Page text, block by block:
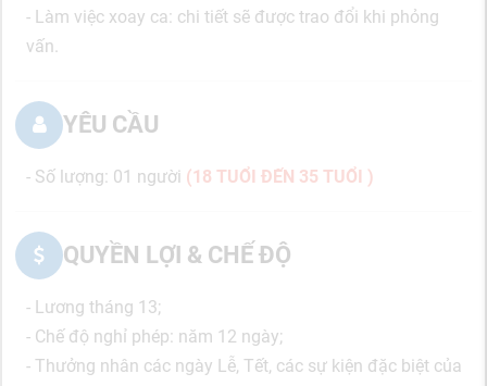
- Làm việc xoay ca: chi tiết sẽ được trao đổi khi phỏng
vấn.
YÊU CẦU
- Số lượng: 01 người (18 TUỔI ĐẾN 35 TUỔI )
QUYỀN LỢI & CHẾ ĐỘ
- Lương tháng 13;
- Chế độ nghỉ phép: năm 12 ngày;
- Thưởng nhân các ngày Lễ, Tết, các sự kiện đặc biệt của